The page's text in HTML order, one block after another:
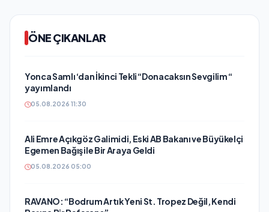
ÖNE ÇIKANLAR
Yonca Samlı ‘dan İkinci Tekli “Donacaksın Sevgilim “
yayımlandı
05.08.2026 11:30
Ali Emre Açıkgöz Galimidi, Eski AB Bakanı ve Büyükelçi
Egemen Bağış ile Bir Araya Geldi
05.08.2026 05:00
RAVANO: “Bodrum Artık Yeni St. Tropez Değil, Kendi